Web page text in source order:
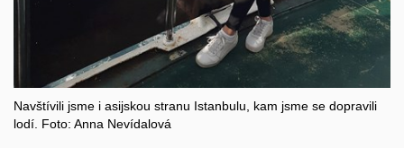
Navštívili jsme i asijskou stranu Istanbulu, kam jsme se dopravili
lodí. Foto: Anna Nevídalová